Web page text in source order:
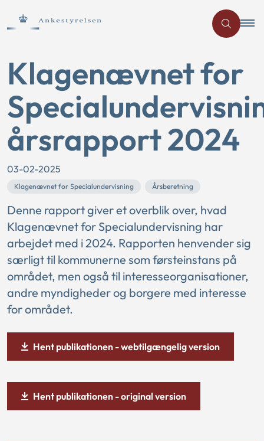
Klagenævnet for
årsrapport 2024
03-02-2025
Klagenævnet for Specialundervisning Årsberetning
Denne rapport giver et overblik over, hvad
Klagenævnet for Specialundervisning har
arbejdet med i 2024. Rapporten henvender sig
særligt til kommunerne som førsteinstans på
området, men også til interesseorganisationer,
andre myndigheder og borgere med interesse
for området.
Hent publikationen - webtilgængelig version
Hent publikationen - original version